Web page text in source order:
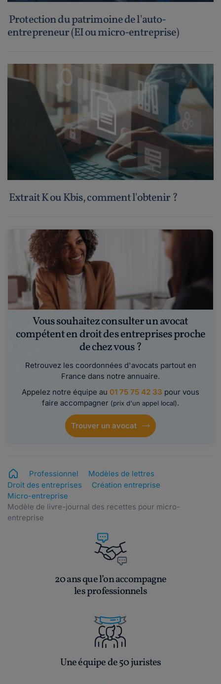
Protection du patrimoine de l'auto-
entrepreneur (EI ou micro-entreprise)
Extrait K ou Kbis, comment l'obtenir ?
Vous souhaitez consulter un avocat
compétent en droit des entreprises proche
de chez vous ?
Retrouvez les coordonnées d'avocats partout en
France dans notre annuaire.
Appelez notre équipe au 01 75 75 42 33 pour vous
faire accompagner (prix d'un appel local).
Trouver un avocat
Professionnel
Modèles de lettres
Droit des entreprises
Création entreprise
Micro-entreprise
Modèle de livre-journal des recettes pour micro-
entreprise
20 ans que l’on accompagne
les professionnels
Une équipe de 50 juristes